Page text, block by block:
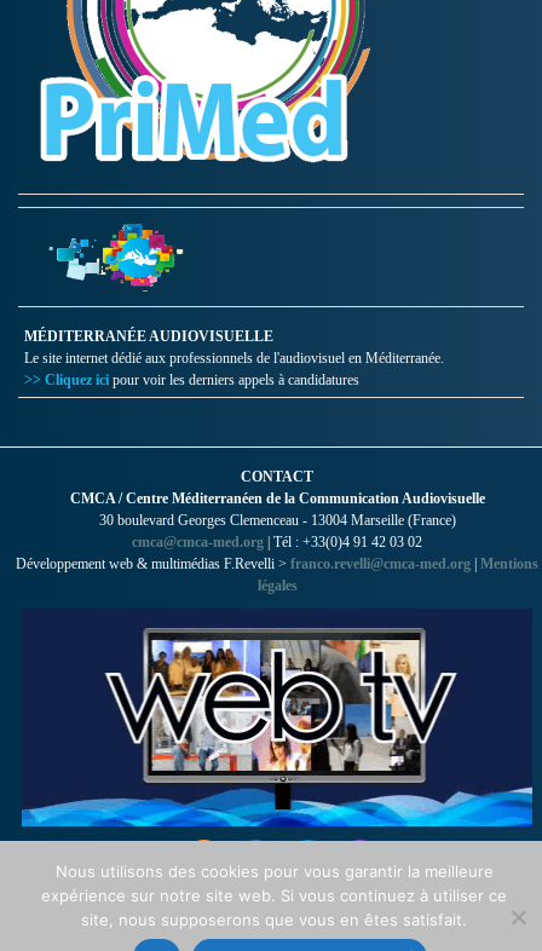
MÉDITERRANÉE AUDIOVISUELLE
Le site internet dédié aux professionnels de l'audiovisuel en Méditerranée.
>> Cliquez ici pour voir les derniers appels à candidatures
CONTACT
CMCA / Centre Méditerranéen de la Communication Audiovisuelle
30 boulevard Georges Clemenceau - 13004 Marseille (France)
cmca@cmca-med.org | Tél : +33(0)4 91 42 03 02
Développement web & multimédias F.Revelli > franco.revelli@cmca-med.org | Mentions
légales
Nous utilisons des cookies pour vous garantir la meilleure
expérience sur notre site web. Si vous continuez à utiliser ce
site, nous supposerons que vous en êtes satisfait.